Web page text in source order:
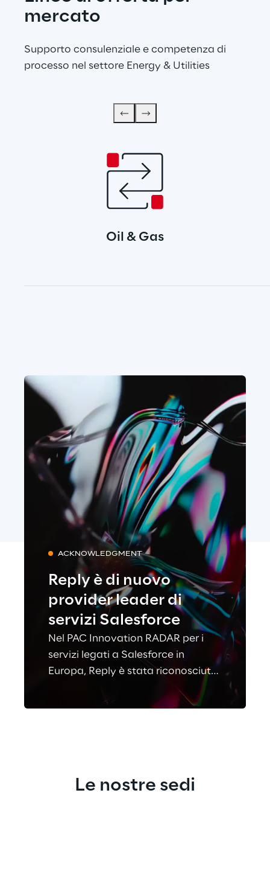
mercato
Supporto consulenziale e competenza di
processo nel settore Energy & Utilities
Oil & Gas
ACKNOWLEDGMENT
Reply è di nuovo
provider leader di
servizi Salesforce
Nel PAC Innovation RADAR per i
servizi legati a Salesforce in
Europa, Reply è stata riconosciuta
Le nostre sedi